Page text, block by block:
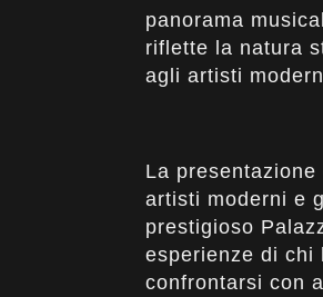
panorama
riflette la natura
agli artisti
La
artisti moderni e
prestigioso
esperienze di chi
confrontarsi con